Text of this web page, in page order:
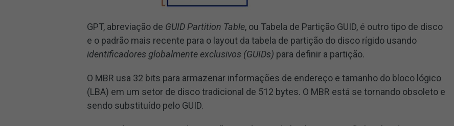
GPT, abreviação de GUID Partition Table, ou Tabela de Partição GUID, é outro tipo de disco
e o padrão mais recente para o layout da tabela de partição do disco rígido usando
identificadores globalmente exclusivos (GUIDs) para definir a partição.
O MBR usa 32 bits para armazenar informações de endereço e tamanho do bloco lógico
(LBA) em um setor de disco tradicional de 512 bytes. O MBR está se tornando obsoleto e
sendo substituído pelo GUID.